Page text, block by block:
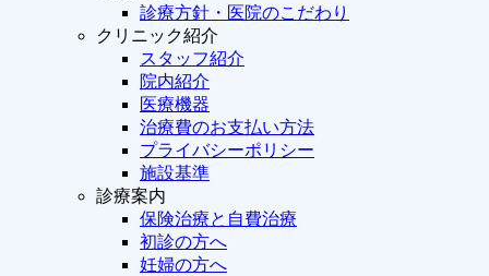
診療方針・医院のこだわり
クリニック紹介
スタッフ紹介
院内紹介
医療機器
治療費のお支払い方法
プライバシーポリシー
施設基準
診療案内
保険治療と自費治療
初診の方へ
妊婦の方へ